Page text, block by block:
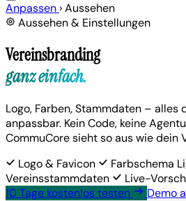
Anpassen ›Aussehen
Aussehen & Einstellungen
Vereinsbranding
ganz einfach.
Logo, Farben, Stammdaten – alles
anpassbar. Kein Code, keine
CommuCore sieht so aus wie dein
Logo & Favicon
Farbschema
Vereinsstammdaten
Live-
10 Tage kostenlostesten Demo